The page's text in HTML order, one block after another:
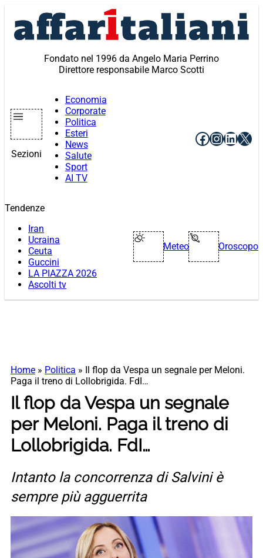
contenuto
Fondato nel 1996 da Angelo Maria Perrino
Direttore responsabile Marco Scotti
Sezioni
Economia
Corporate
Politica
Esteri
News
Salute
Sport
AI TV
Facebook
X
Tendenze
Iran
Ucraina
Ceuta
Guccini
LA PIAZZA 2026
Ascolti tv
Meteo Oroscopo
Home » Politica »
Il flop da Vespa un segnale per Meloni.
Paga il treno di Lollobrigida. FdI…
Il flop da Vespa un segnale
per Meloni. Paga il treno di
Lollobrigida. FdI…
Intanto la concorrenza di Salvini è
sempre più agguerrita